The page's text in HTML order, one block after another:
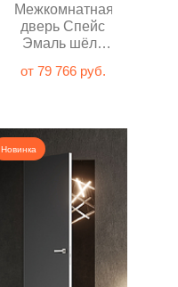
Межкомнатная
дверь Спейс
Эмаль шёлк
от 79 766 руб.
Новинка